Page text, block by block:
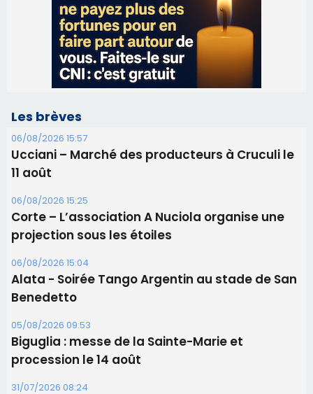
06/08/2026 15:57
Ucciani – Marché des producteurs à Cruculi le
06/08/2026 15:25
Corte – L’association A Nuciola organise une
06/08/2026 15:04
Alata - Soirée Tango Argentin au stade de San
Benedetto
05/08/2026 09:53
Biguglia : messe de la Sainte-Marie et
procession le 14 août
31/07/2026 08:24
Tennis - Début ce week-end du tournoi du
RCPV
31/07/2026 08:22
82ème anniversaire de la disparition du
Commandant Antoine de Saint Exupery